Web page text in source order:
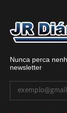
Nunca perca
newsletter